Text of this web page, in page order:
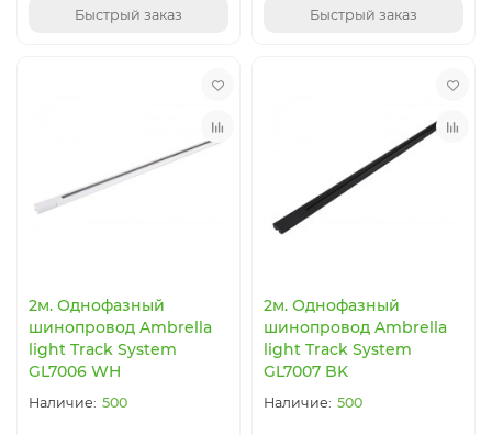
Быстрый заказ Быстрый заказ
2м. Однофазный
шинопровод Ambrella
light Track System
GL7006 WH
500
2м. Однофазный
шинопровод Ambrella
light Track System
GL7007 BK
500